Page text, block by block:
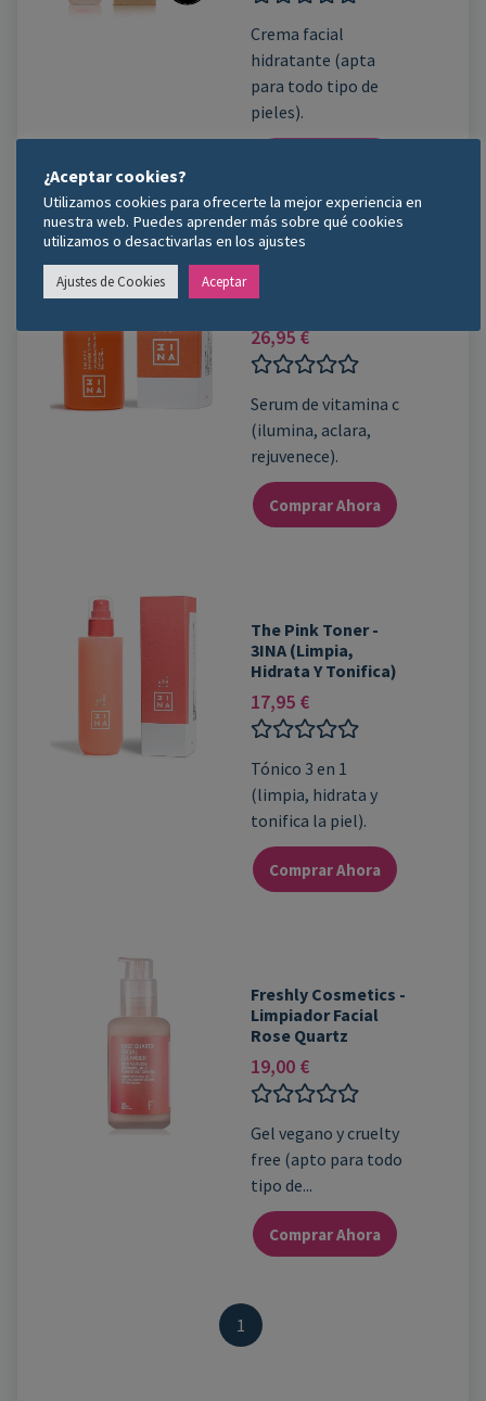
con
0
de
5
Crema facial
hidratante (apta
para todo tipo de
pieles).
26,95€
con
0
de
Serum de vitamina c
(ilumina, aclara,
rejuvenece).
Comprar Ahora
The Pink Toner -
3INA (Limpia,
Hidrata Y Tonifica)
17,95 €
Valorado
con
0
de
Tónico 3 en 1
(limpia, hidrata y
tonifica la piel).
Comprar Ahora
Freshly Cosmetics -
Limpiador Facial
Rose Quartz
19,00 €
con
0
de
Gel vegano y cruelty
free (apto para todo
tipo de...
Comprar Ahora
1
¿Aceptar cookies?
Utilizamos cookies para ofrecerte la mejor experiencia en
nuestra web. Puedes aprender más sobre qué cookies
utilizamos o desactivarlas en los ajustes
Ajustes de Cookies Aceptar